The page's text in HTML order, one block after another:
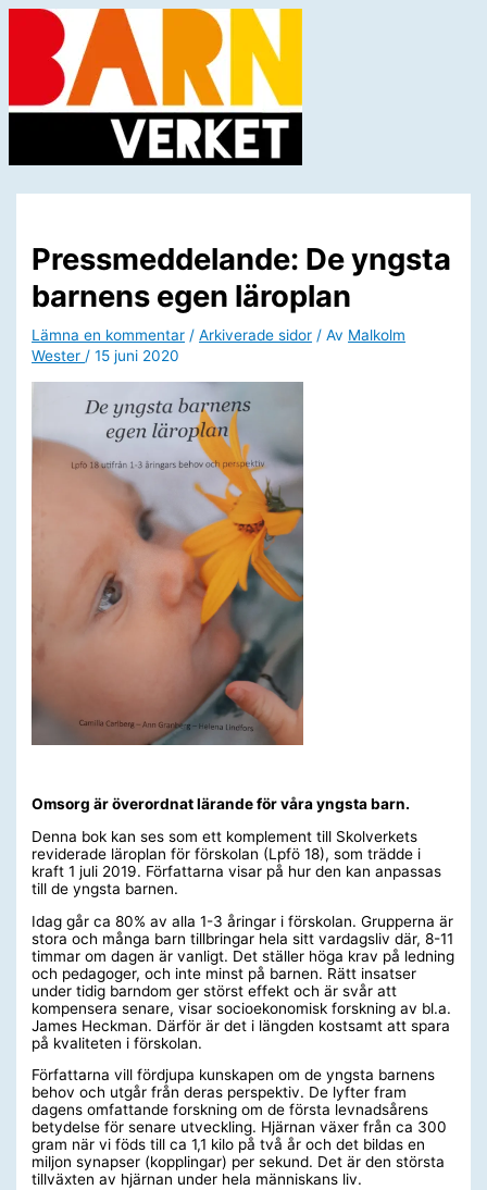
Hoppa
innehåll
Pressmeddelande: De yngsta
barnens egen läroplan
Lämna en kommentar /Arkiverade sidor / Av Malkolm
Wester/15 juni 2020
Omsorg är överordnat lärande för våra yngsta barn.
Denna bok kan ses som ett komplement till Skolverkets
reviderade läroplan för förskolan (Lpfö 18), som trädde i
kraft 1 juli 2019. Författarna visar på hur den kan anpassas
till de yngsta barnen.
Idag går ca 80% av alla 1-3 åringar i förskolan. Grupperna är
stora och många barn tillbringar hela sitt vardagsliv där, 8-11
timmar om dagen är vanligt. Det ställer höga krav på ledning
och pedagoger, och inte minst på barnen. Rätt insatser
under tidig barndom ger störst effekt och är svår att
kompensera senare, visar socioekonomisk forskning av bl.a.
James Heckman. Därför är det i längden kostsamt att spara
på kvaliteten i förskolan.
Författarna vill fördjupa kunskapen om de yngsta barnens
behov och utgår från deras perspektiv. De lyfter fram
dagens omfattande forskning om de första levnadsårens
betydelse för senare utveckling. Hjärnan växer från ca 300
gram när vi föds till ca 1,1 kilo på två år och det bildas en
miljon synapser (kopplingar) per sekund. Det är den största
tillväxten av hjärnan under hela människans liv.